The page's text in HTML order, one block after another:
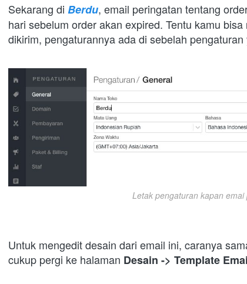
Sekarang di Berdu, email peringatan tentang
hari sebelum order akan expired. Tentu kamu
dikirim, pengaturannya ada di sebelah
Letak pengaturan kapan
Untuk mengedit desain dari email ini, caranya
cukup pergi ke halaman Desain -> Template